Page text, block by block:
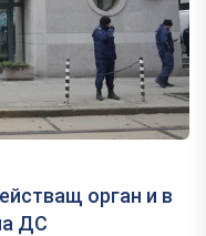
орган и в
ДС